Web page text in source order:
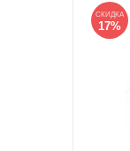
СКИДКА
17%